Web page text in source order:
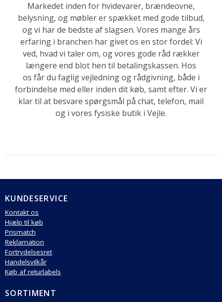
Markedet inden for hvidevarer, brændeovne,
belysning, og møbler er spækket med gode tilbud,
og vi har de bedste af slagsen. Vores mange års
erfaring i branchen har givet os en stor fordel: Vi
ved, hvad vi taler om, og vores gode råd rækker
længere end blot hen til betalingskassen. Hos
os får du faglig vejledning og rådgivning, både i
forbindelse med eller inden dit køb, samt efter. Vi er
klar til at besvare spørgsmål på chat, telefon, mail
og i vores fysiske butik i Vejle.
KUNDESERVICE
Kontakt os
Hjælp til køb
Prismatch
Reklamation
Fortrydelsesret
Handelsvilkår
Køb af returlabels
SORTIMENT